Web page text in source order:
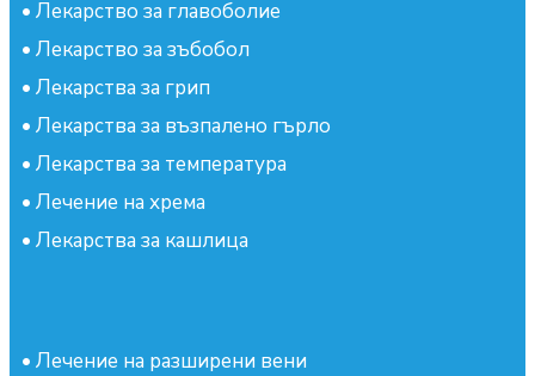
• Лекарство за главоболие
• Лекарство за зъбобол
• Лекарства за грип
• Лекарства за възпалено гърло
• Лекарства за температура
• Лечение на хрема
• Лекарства за кашлица
• Лечение на разширени вени